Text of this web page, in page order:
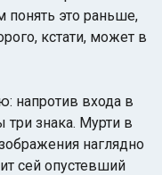
это раньше,
кстати, может в
напротив входа в
три знака. Мурти в
наглядно
сей опустевший